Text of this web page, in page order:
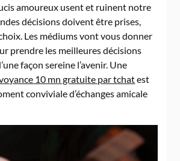
amoureux usent et ruinent notre
décisions doivent être prises,
Les médiums vont vous donner
prendre les meilleures décisions
façon sereine l’avenir. Une
10 mn gratuite par tchatest
conviviale d’échanges amicale